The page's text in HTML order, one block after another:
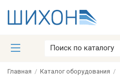
Главная / Каталог оборудования /